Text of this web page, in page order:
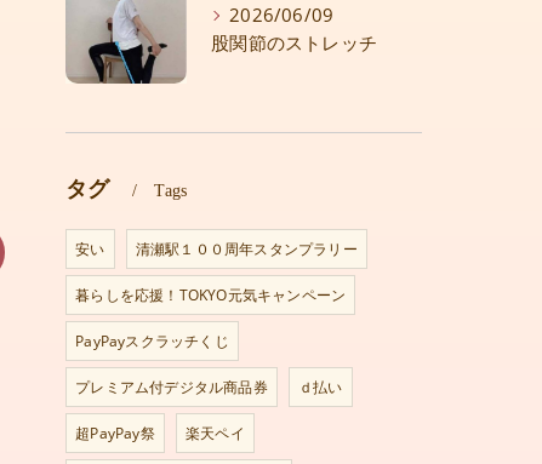
2026/06/09
股関節のストレッチ
タグ Tags
安い 清瀬駅１００周年スタンプラリー
暮らしを応援！TOKYO元気キャンペーン
PayPayスクラッチくじ
プレミアム付デジタル商品券 ｄ払い
超PayPay祭 楽天ペイ